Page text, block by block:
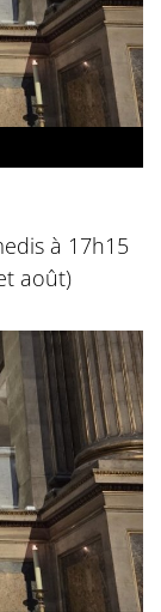
à 17h15
août)